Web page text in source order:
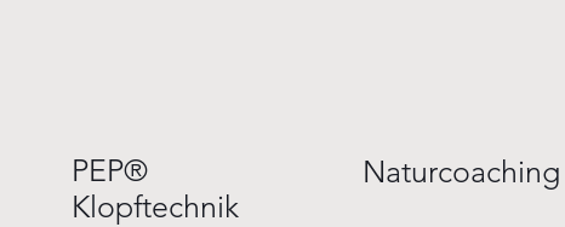
PEP®
Klopftechnik
Naturcoaching